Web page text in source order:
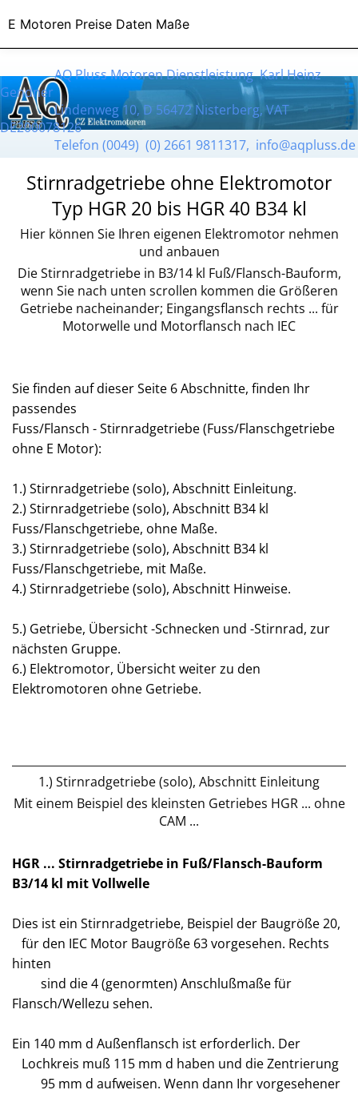
AQ Pluss Motoren Dienstleistung Karl Heinz
Gendner
Lindenweg 10, D 56472 Nisterberg, VAT
DE200078126
Telefon (0049) (0) 2661 9811317, info@aqpluss.de
Stirnradgetriebe ohne Elektromotor
Typ HGR 20 bis HGR 40 B34 kl
Hier können Sie Ihren eigenen Elektromotor nehmen
und anbauen
Die Stirnradgetriebe in B3/14 kl Fuß/Flansch-Bauform,
wenn Sie nach unten scrollen kommen die Größeren
Getriebe nacheinander; Eingangsflansch rechts ... für
Motorwelle und Motorflansch nach IEC
Sie finden auf dieser Seite 6 Abschnitte, finden Ihr
passendes
Fuss/Flansch - Stirnradgetriebe (Fuss/Flanschgetriebe
ohne E Motor):
1.) Stirnradgetriebe (solo), Abschnitt Einleitung.
2.) Stirnradgetriebe (solo), Abschnitt B34 kl
Fuss/Flanschgetriebe, ohne Maße.
3.) Stirnradgetriebe (solo), Abschnitt B34 kl
Fuss/Flanschgetriebe, mit Maße.
4.) Stirnradgetriebe (solo), Abschnitt Hinweise.
5.) Getriebe, Übersicht -Schnecken und -Stirnrad, zur
nächsten Gruppe.
6.) Elektromotor, Übersicht weiter zu den
Elektromotoren ohne Getriebe.
1.) Stirnradgetriebe (solo), Abschnitt Einleitung
Mit einem Beispiel des kleinsten Getriebes HGR ... ohne
CAM ...
HGR ... Stirnradgetriebe in Fuß/Flansch-Bauform
B3/14 kl mit Vollwelle
Dies ist ein Stirnradgetriebe, Beispiel der Baugröße 20,
für den IEC Motor Baugröße 63 vorgesehen. Rechts
hinten
sind die 4 (genormten) Anschlußmaße für
Flansch/Wellezu sehen.
Ein 140 mm d Außenflansch ist erforderlich. Der
Lochkreis muß 115 mm d haben und die Zentrierung
95 mm d aufweisen. Wenn dann Ihr vorgesehener
E Motoren Preise Daten Maße